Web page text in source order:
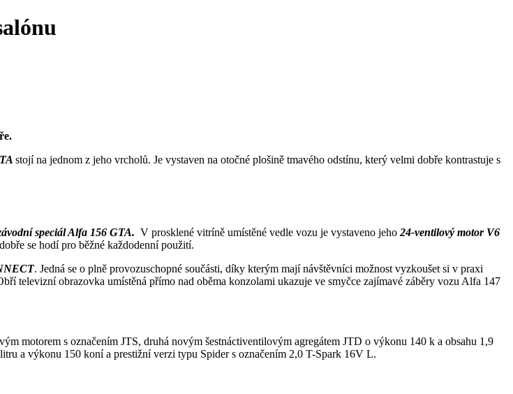
stojí na jednom z jeho vrcholů. Je vystaven na otočné plošině tmavého odstínu, který velmi dobře kontrastuje s
speciál Alfa 156 GTA. V prosklené vitríně umístěné vedle vozu je vystaveno jeho 24-ventilový motor V6
se hodí pro běžné každodenní použití.
. Jedná se o plně provozuschopné součásti, díky kterým mají návštěvníci možnost vyzkoušet si v praxi
televizní obrazovka umístěná přímo nad oběma konzolami ukazuje ve smyčce zajímavé záběry vozu Alfa 147
motorem s označením JTS, druhá novým šestnáctiventilovým agregátem JTD o výkonu 140 k a obsahu 1,9
a výkonu 150 koní a prestižní verzi typu Spider s označením 2,0 T-Spark 16V L.